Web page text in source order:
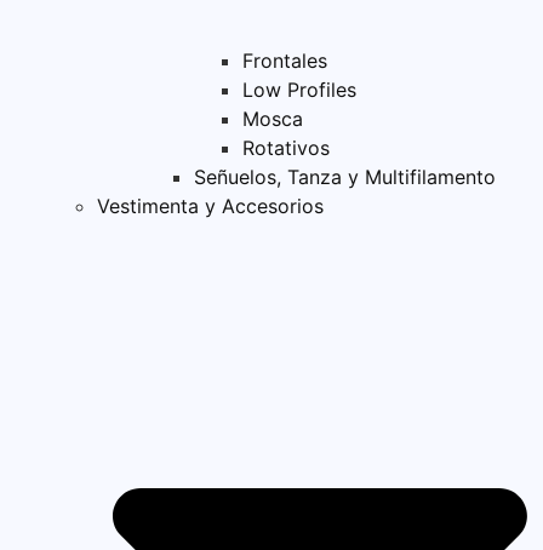
Frontales
Low Profiles
Mosca
Rotativos
Señuelos, Tanza y Multifilamento
Vestimenta y Accesorios